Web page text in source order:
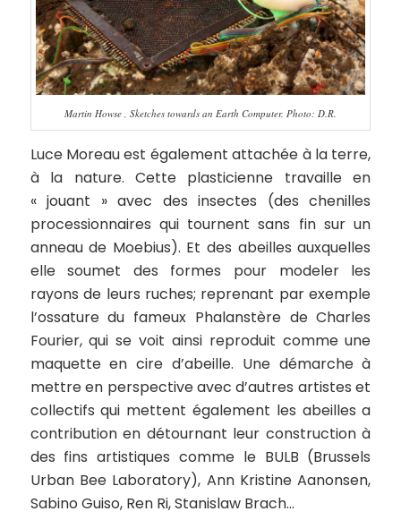
Martin Howse , Sketches towards an Earth Computer. Photo: D.R.
Luce Moreau est également attachée à la terre,
à la nature. Cette plasticienne travaille en
« jouant » avec des insectes (des chenilles
processionnaires qui tournent sans fin sur un
anneau de Moebius). Et des abeilles auxquelles
elle soumet des formes pour modeler les
rayons de leurs ruches; reprenant par exemple
l’ossature du fameux Phalanstère de Charles
Fourier, qui se voit ainsi reproduit comme une
maquette en cire d’abeille. Une démarche à
mettre en perspective avec d’autres artistes et
collectifs qui mettent également les abeilles a
contribution en détournant leur construction à
des fins artistiques comme le BULB (Brussels
Urban Bee Laboratory), Ann Kristine Aanonsen,
Sabino Guiso, Ren Ri, Stanislaw Brach…